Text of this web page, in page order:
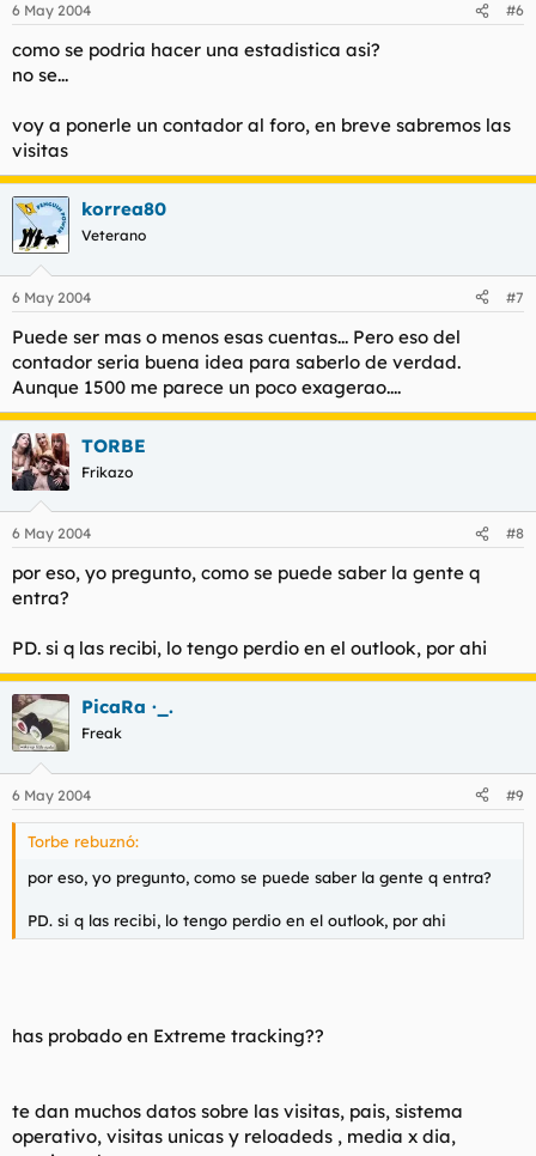
6 May 2004 #6
como se podria hacer una estadistica asi?
no se...
voy a ponerle un contador al foro, en breve sabremos las
visitas
korrea80
Veterano
6 May 2004 #7
Puede ser mas o menos esas cuentas... Pero eso del
contador seria buena idea para saberlo de verdad.
Aunque 1500 me parece un poco exagerao....
TORBE
Frikazo
6 May 2004 #8
por eso, yo pregunto, como se puede saber la gente q
entra?
PD. si q las recibi, lo tengo perdio en el outlook, por ahi
PicaRa ·_.
Freak
6 May 2004 #9
Torbe rebuznó:
por eso, yo pregunto, como se puede saber la gente q entra?
PD. si q las recibi, lo tengo perdio en el outlook, por ahi
has probado en Extreme tracking??
te dan muchos datos sobre las visitas, pais, sistema
operativo, visitas unicas y reloadeds , media x dia,